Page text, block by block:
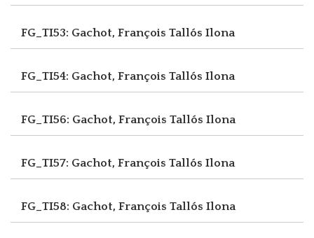
FG_TI53: Gachot, François Tallós Ilona
FG_TI54: Gachot, François Tallós Ilona
FG_TI56: Gachot, François Tallós Ilona
FG_TI57: Gachot, François Tallós Ilona
FG_TI58: Gachot, François Tallós Ilona